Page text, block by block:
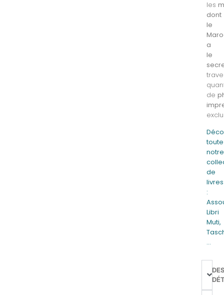
les
dont
le
a
le
de
toute
notre
de
livres
:
Libri
Muti,
…